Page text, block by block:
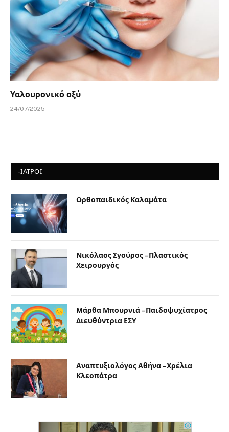
Υαλουρονικό οξύ
24/07/2025
-ΙΑΤΡΟΙ
Ορθοπαιδικός Καλαμάτα
Νικόλαος Σγούρος – Πλαστικός
Χειρουργός
Μάρθα Μπουρνιά – Παιδοψυχίατρος
Διευθύντρια ΕΣΥ
Αναπτυξιολόγος Αθήνα – Χρέλια
Κλεοπάτρα